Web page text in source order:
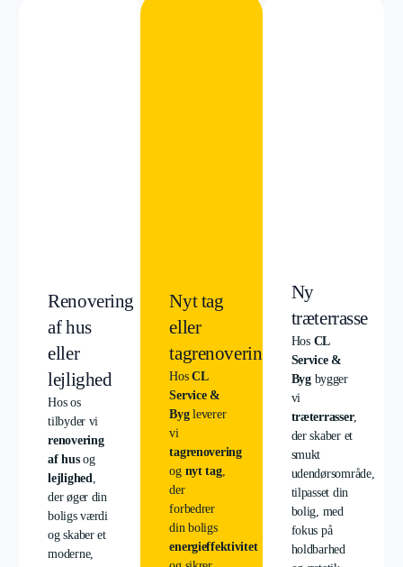
Renovering
af hus
eller
lejlighed
Hos os
tilbyder vi
renovering
af husog
lejlighed
der øger din
boligs værdi
og skaber et
moderne,
Nyt tag
eller
tagrenovering
HosCL
Service &
Bygleverer
vi
tagrenovering
og nyt tag,
der
forbedrer
din boligs
energieffektivitet
Ny
træterrasse
Hos CL
Service &
Bygbygger
vi
træterrasser,
der skaber et
smukt
udendørsområde,
tilpasset din
bolig, med
fokus på
holdbarhed